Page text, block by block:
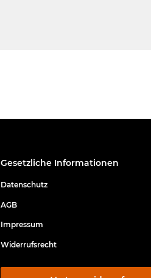
Gesetzliche Informationen
Datenschutz
AGB
Impressum
Widerrufsrecht